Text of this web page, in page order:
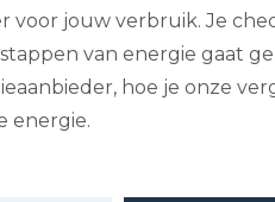
jouw verbruik. Je
van energie gaat
hoe je onze
energie.